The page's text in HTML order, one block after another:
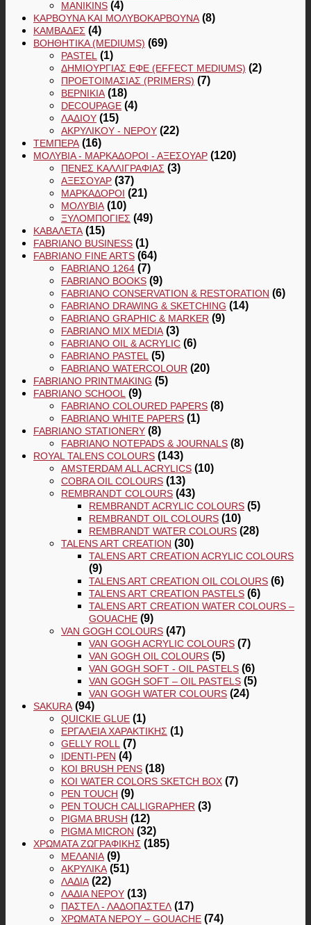
MANIKINS (4)
ΚΆΡΒΟΥΝΑ ΚΑΙ ΜΟΛΥΒΟΚΆΡΒΟΥΝΑ (8)
ΚΑΜΒΆΔΕΣ (4)
ΒΟΗΘΗΤΙΚΆ (MEDIUMS) (69)
PASTEL (1)
ΔΗΜΙΟΥΡΓΊΑΣ ΕΦΈ (EFFECT MEDIUMS) (2)
ΠΡΟΕΤΟΙΜΑΣΊΑΣ (PRIMERS) (7)
ΒΕΡΝΊΚΙΑ (18)
DECOUPAGE (4)
ΛΑΔΙΟΎ (15)
ΑΚΡΥΛΙΚΟΎ - ΝΕΡΟΎ (22)
ΤΈΜΠΕΡΑ (16)
ΜΟΛΎΒΙΑ - ΜΑΡΚΑΔΌΡΟΙ - ΑΞΕΣΟΥΆΡ (120)
ΠΈΝΕΣ ΚΑΛΛΙΓΡΑΦΊΑΣ (3)
ΑΞΕΣΟΥΆΡ (37)
ΜΑΡΚΑΔΌΡΟΙ (21)
ΜΟΛΎΒΙΑ (10)
ΞΥΛΟΜΠΟΓΙΈΣ (49)
ΚΑΒΑΛΈΤΑ (15)
FABRIANO BUSINESS (1)
FABRIANO FINE ARTS (64)
FABRIANO 1264 (7)
FABRIANO BOOKS (9)
FABRIANO CONSERVATION & RESTORATION (6)
FABRIANO DRAWING & SKETCHING (14)
FABRIANO GRAPHIC & MARKER (9)
FABRIANO MIX MEDIA (3)
FABRIANO OIL & ACRYLIC (6)
FABRIANO PASTEL (5)
FABRIANO WATERCOLOUR (20)
FABRIANO PRINTMAKING (5)
FABRIANO SCHOOL (9)
FABRIANO COLOURED PAPERS (8)
FABRIANO WHITE PAPERS (1)
FABRIANO STATIONERY (8)
FABRIANO NOTEPADS & JOURNALS (8)
ROYAL TALENS COLOURS (143)
AMSTERDAM ALL ACRYLICS (10)
COBRA OIL COLOURS (13)
REMBRANDT COLOURS (43)
REMBRANDT ACRYLIC COLOURS (5)
REMBRANDT OIL COLOURS (10)
REMBRANDT WATER COLOURS (28)
TALENS ART CREATION (30)
TALENS ART CREATION ACRYLIC COLOURS
(9)
TALENS ART CREATION OIL COLOURS (6)
TALENS ART CREATION PASTELS (6)
TALENS ART CREATION WATER COLOURS –
GOUACHE (9)
VAN GOGH COLOURS (47)
VAN GOGH ACRYLIC COLOURS (7)
VAN GOGH OIL COLOURS (5)
VAN GOGH SOFT - OIL PASTELS (6)
VAN GOGH SOFT – OIL PASTELS (5)
VAN GOGH WATER COLOURS (24)
SAKURA (94)
QUICKIE GLUE (1)
ΕΡΓΑΛΕΊΑ ΧΑΡΑΚΤΙΚΉΣ (1)
GELLY ROLL (7)
IDENTI-PEN (4)
KOI BRUSH PENS (18)
KOI WATER COLORS SKETCH BOX (7)
PEN TOUCH (9)
PEN TOUCH CALLIGRAPHER (3)
PIGMA BRUSH (12)
PIGMA MICRON (32)
ΧΡΏΜΑΤΑ ΖΩΓΡΑΦΙΚΉΣ (185)
ΜΕΛΆΝΙΑ (9)
ΑΚΡΥΛΙΚΆ (51)
ΛΆΔΙΑ (22)
ΛΆΔΙΑ ΝΕΡΟΎ (13)
ΠΑΣΤΕΛ - ΛΑΔΟΠΑΣΤΕΛ (17)
ΧΡΏΜΑΤΑ ΝΕΡΟΎ – GOUACHE (74)